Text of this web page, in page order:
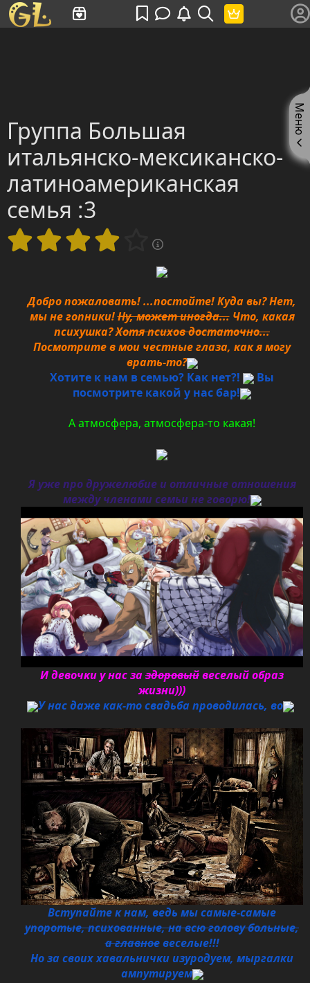
Группа Большая
итальянско-мексиканско-
латиноамериканская
семья :3
Добро пожаловать! ...постойте! Куда вы? Нет,
мы не гопники!Ну, может иногда...Что, какая
психушка?Хотя психов достаточно...
Посмотрите в мои честные глаза, как я могу
врать-то?
Хотите к нам в семью? Как нет?!
Вы
посмотрите какой у нас бар!
А атмосфера, атмосфера-то какая!
Я уже про дружелюбие и отличные отношения
между членами семьи не говорю!
И девочки у нас заздоровыйвеселый образ
жизни)))
У нас даже как-то свадьба проводилась, во
Вступайте к нам, ведь мы самые-самые
упоротые, психованные, на всю голову больные,
а главноевеселые!!!
Но за своих хавальнички изуродуем, мыргалки
ампутируем
Меню